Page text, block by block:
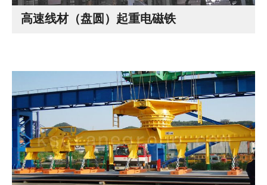
高速线材（盘圆）起重电磁铁